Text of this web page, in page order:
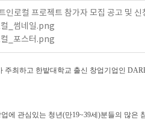
인로컬 프로젝트 참가자 모집 공고 및
_썸네일.png
_포스터.png
주최하고 한밭대학교 출신 창업기업인
에 관심있는 청년(만19~39세)분들의 많은